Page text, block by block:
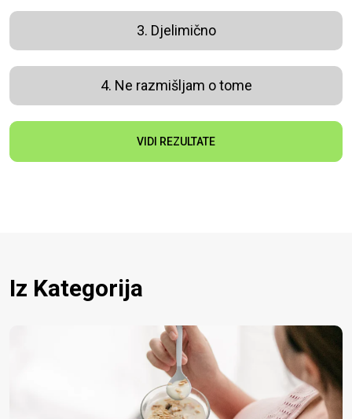
3. Djelimično
4. Ne razmišljam o tome
VIDI REZULTATE
Iz Kategorija